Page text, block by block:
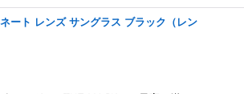
ート レンズ サングラス ブラック（レン